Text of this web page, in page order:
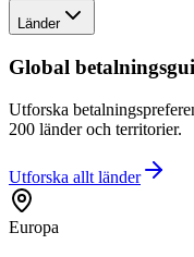
Länder
Global
Utforska
200 länder och territorier.
Utforska allt länder
Europa